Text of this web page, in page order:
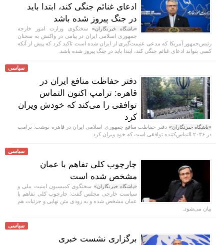
ادعای غنائم جنگی کند، ابتدا باید
در جنگ پیروز شده باشد
«باشگاه خبرنگاران» سخنگوی وزارت امور خارجه
جمهوری اسلامی ایران در پیامی در واکنش به سخنان
رئیس‌جمهور آمریکا که مدعی غنیمت‌گیری از ایران شده است تاکید کرد که پیش از آنکه
کسی بتواند ادعای غنائم جنگی کند، ابتدا باید در جنگ پیروز شده باشد.
سیاسی
دفتر حفاظت منافع ایران در
قاهره: ترامپ اکنون التماس
توافقی را می‌کند که خودش ویران
کرد
«باشگاه خبرنگاران» دفتر حفاظت منافع جمهوری اسلامی ایران در قاهره نوشت: ترامپ
در ۲۰۲۶ التماس‌کننده توافقی است که خود ویران کرد.
سیاسی
چارچوب کلی تفاهم با عمان
مشخص شده است
«باشگاه خبرنگاران» سخنگوی کمیسیون امنیت ملی و
سیاست خارجی مجلس گفت: چارچوب کلی تفاهم با
عمان مشخص شده و به زودی متن نهایی و جزئیات هم
بیان می‌شود.
سیاسی
برگزاری نشست خبری